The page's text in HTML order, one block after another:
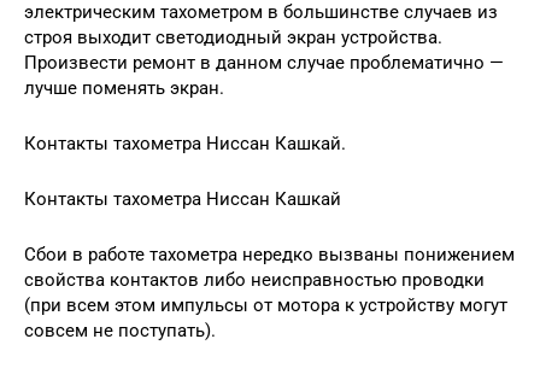
электрическим тахометром в большинстве случаев из
строя выходит светодиодный экран устройства.
Произвести ремонт в данном случае проблематично —
лучше поменять экран.
Контакты тахометра Ниссан Кашкай.
Контакты тахометра Ниссан Кашкай
Сбои в работе тахометра нередко вызваны понижением
свойства контактов либо неисправностью проводки
(при всем этом импульсы от мотора к устройству могут
совсем не поступать).